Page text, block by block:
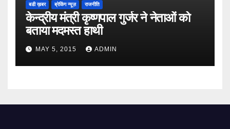
बडी ख़बर ब्रेकिंग न्यूज़ राजनीति
केन्द्रीय मंत्री कृष्णपाल गुर्जर ने नेताओं को
बताया मदमस्त हाथी
MAY 5, 2015 ADMIN